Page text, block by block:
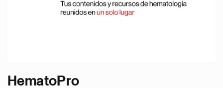
HematoPro